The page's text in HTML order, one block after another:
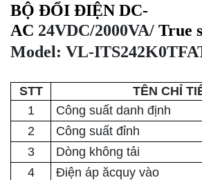
BỘ ĐỔI ĐIỆN DC-
AC 24VDC/2000VA/ True
Model: VL-
STT
TÊN CHỈ
1
Công suất danh định
2
Công suất đỉnh
3
Dòng không tải
4
Điện áp ăcquy vào